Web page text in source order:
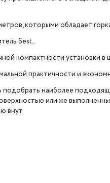
которыми обладает
Sest.
компактности установки в
практичности и
наиболее
или же
внут